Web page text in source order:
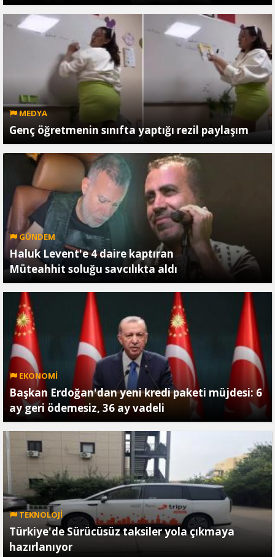
MEDYA
Genç öğretmenin sınıfta yaptığı rezil paylaşım
GÜNDEM
Haluk Levent'e 4 daire kaptıran
Müteahhit soluğu savcılıkta aldı
EKONOMİ
Başkan Erdoğan'dan yeni kredi paketi müjdesi: 6
ay geri ödemesiz, 36 ay vadeli
TEKNOLOJİ
Türkiye'de Sürücüsüz taksiler yola çıkmaya
hazırlanıyor